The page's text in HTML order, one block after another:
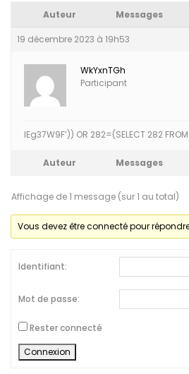
Auteur Messages
19 décembre 2023 à 19h53
WkYxnTGh
Participant
IEg37W9F’)) OR 282=(SELECT 282
Auteur Messages
Affichage de 1 message (sur 1 au total)
Vous devez être connecté pour
Identifiant:
Mot de passe:
Rester connecté
Connexion